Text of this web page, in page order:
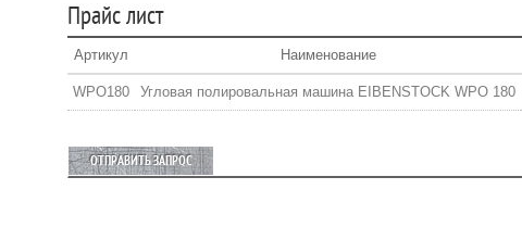
Прайс лист
Артикул Наименование
WPO180 Угловая полировальная машина EIBENSTOCK WPO 180
ОТПРАВИТЬ ЗАПРОС